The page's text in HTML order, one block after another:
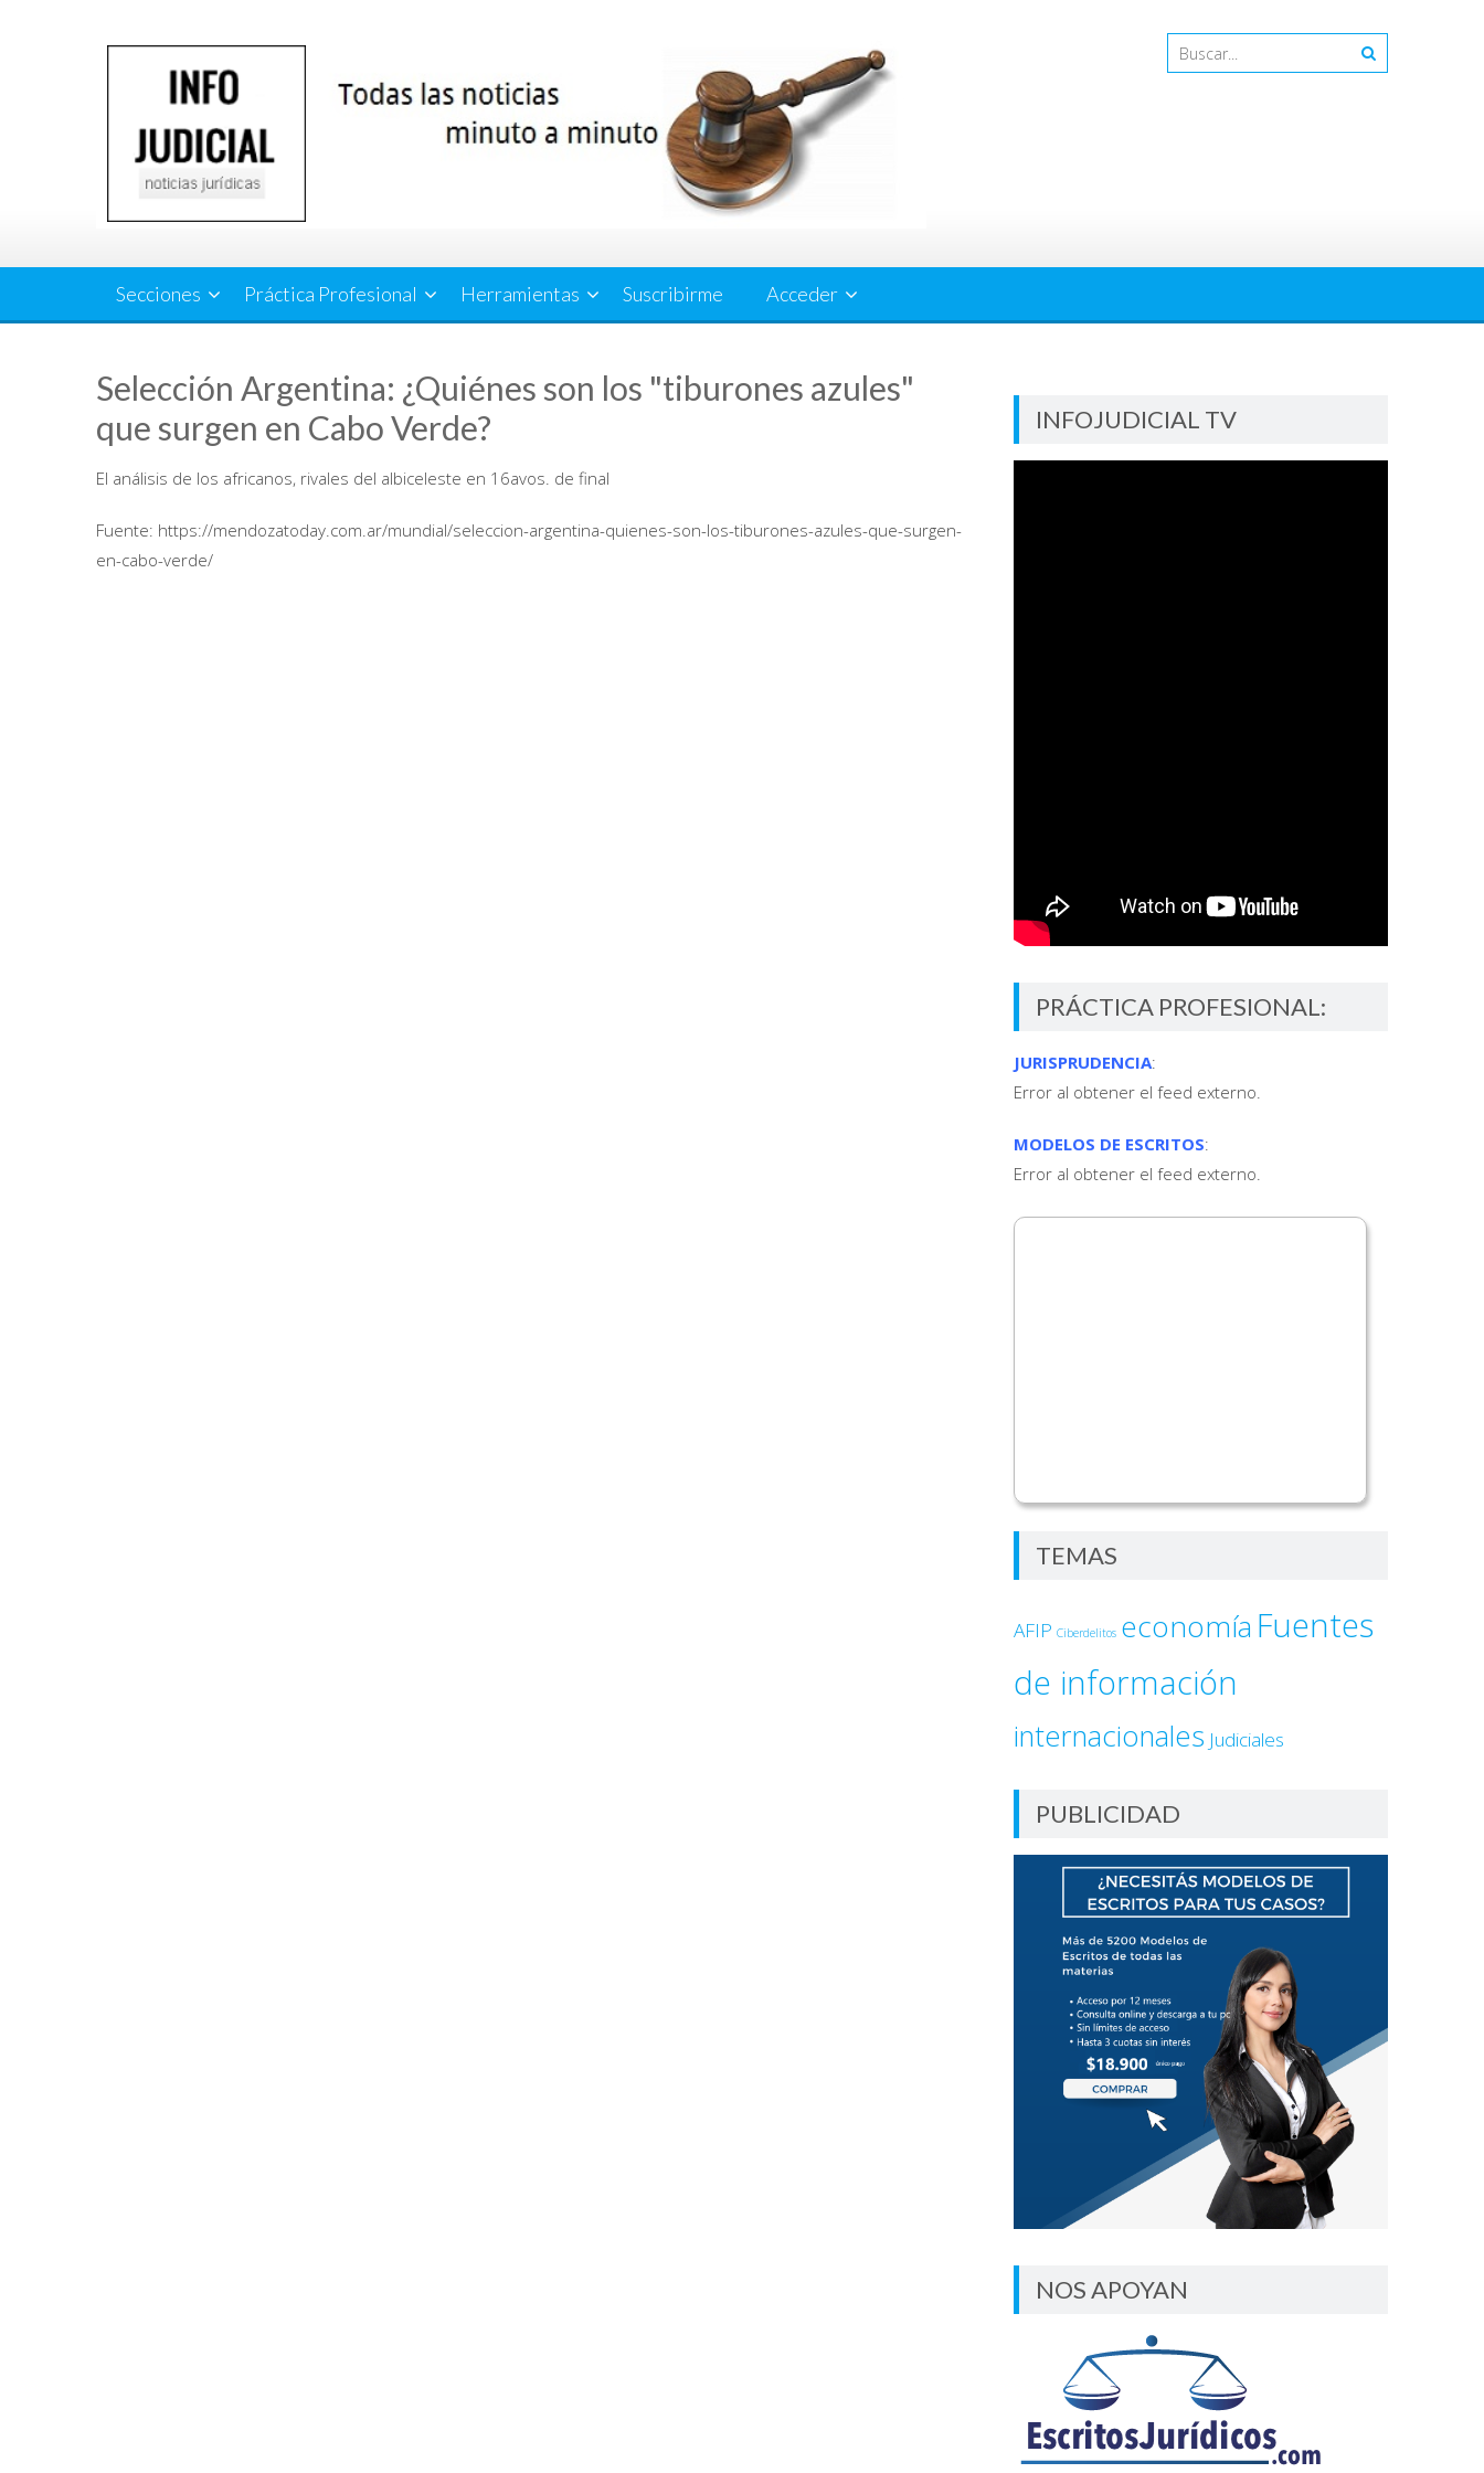
Secciones Práctica Profesional Herramientas Suscribirme Acceder
Selección Argentina: ¿Quiénes son los "tiburones azules"
que surgen en Cabo Verde?
El análisis de los africanos, rivales del albiceleste en 16avos. de final
Fuente: https://mendozatoday.com.ar/mundial/seleccion-argentina-quienes-son-los-tiburones-azules-que-surgen-
en-cabo-verde/
INFOJUDICIAL TV
PRÁCTICA PROFESIONAL:
JURISPRUDENCIA:
Error al obtener el feed externo.
MODELOS DE ESCRITOS:
Error al obtener el feed externo.
TEMAS
AFIP Ciberdelitos economía Fuentes
de información
internacionales Judiciales
PUBLICIDAD
NOS APOYAN